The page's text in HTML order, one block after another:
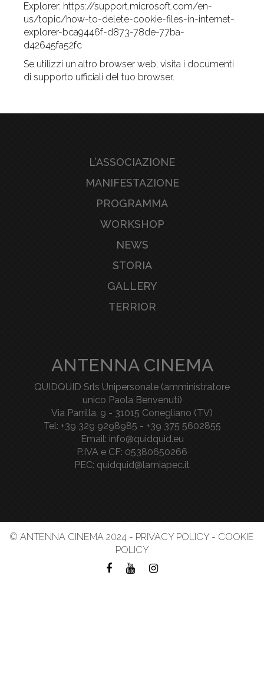
Explorer: https://support.microsoft.com/en-
us/topic/how-to-delete-cookie-files-in-internet-
explorer-bca9446f-d873-78de-77ba-
d42645fa52fc
Se utilizzi un altro browser web, visita i documenti
di supporto ufficiali del tuo browser.
L’ASSOCIAZIONE
MANIFESTAZIONE
PROGRAMMA
WORKSHOP
NEWS
STORIA
GALLERY
TERRIOR
ANTENNA CINEMA
QUIDQUID Srls Unipersonale (amministratore
unico Paola Benvenuti)
Via Parrilla, 9 - 31015 Conegliano (TV)
Tel: +39 329 9298985 - +39 375 5602855
Email: info@quidquid.eu
P.IVA e CF: 05380650266
PEC: quidquid@lamiapec.it
© ANTENNA CINEMA 2024 - PRIVACY POLICY - COOKIE
POLICY